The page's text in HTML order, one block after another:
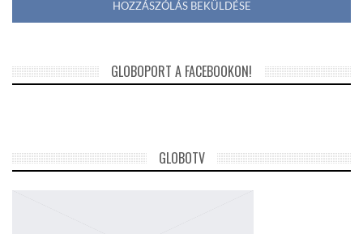
GLOBOPORT A FACEBOOKON!
GLOBOTV